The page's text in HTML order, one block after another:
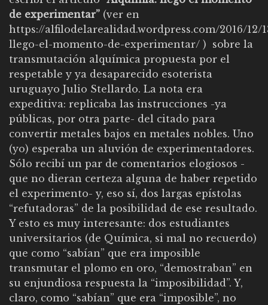
de experimentar” (ver en
https://alfilodelarealidad.wordpress.com/2016/12/
llego-el-momento-de-experimentar/ ) sobre la
transmutación alquímica propuesta por el
respetable y ya desaparecido esoterista
uruguayo Julio Stellardo. La nota era
expeditiva: replicaba las instrucciones -ya
públicas, por otra parte- del citado para
convertir metales bajos en metales nobles. Uno
(yo) esperaba un aluvión de experimentadores.
Sólo recibí un par de comentarios elogiosos -
que no dieran certeza alguna de haber repetido
el experimento- y, eso sí, dos largas epístolas
“refutadoras” de la posibilidad de ese resultado.
Y esto es muy interesante: dos estudiantes
universitarios (de Química, si mal no recuerdo)
que como “sabían” que era imposible
transmutar el plomo en oro, “demostraban” en
su enjundiosa respuesta la “imposibilidad”. Y,
claro, como “sabían” que era “imposible”, no